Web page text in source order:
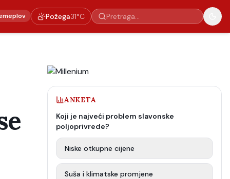
Požega31°C
ANKETA
Koji je najveći problem slavonske
poljoprivrede?
Niske otkupne cijene
Suša i klimatske promjene